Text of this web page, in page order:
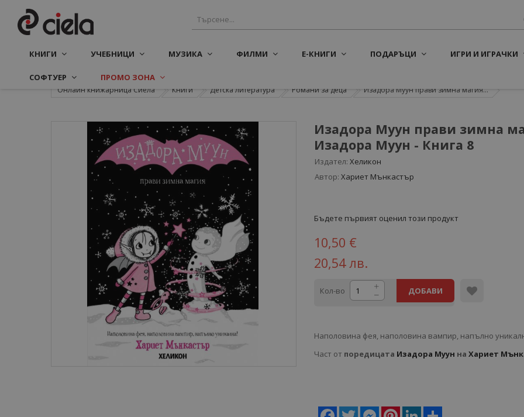
КНИГИ УЧЕБНИЦИ МУЗИКА ФИЛМИ Е-КНИГИ ПОДАРЪЦИ ИГРИ И ИГРАЧКИ
СОФТУЕР ПРОМО ЗОНА
Онлайн книжарница Сиела Книги Детска литература Романи за деца Изадора Муун прави зимна магия...
Изадора Муун прави зимна
Изадора Муун - Книга 8
Издател: Хеликон
Автор: Хариет Мънкастър
Бъдете първият оценил този продукт
10,50 €
20,54 лв.
Кол-во ДОБАВИ
Наполовина фея, наполовина вампир, напълно
Част от поредицата Изадора Муун на Хариет
Facebook
Twitter MessengerPinterestLinkedIn